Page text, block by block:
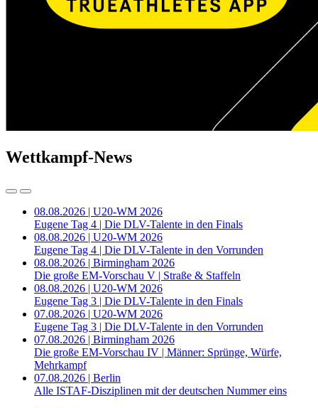
Wettkampf-News
08.08.2026 | U20-WM 2026
Eugene Tag 4 | Die DLV-Talente in den Finals
08.08.2026 | U20-WM 2026
Eugene Tag 4 | Die DLV-Talente in den Vorrunden
08.08.2026 | Birmingham 2026
Die große EM-Vorschau V | Straße & Staffeln
08.08.2026 | U20-WM 2026
Eugene Tag 3 | Die DLV-Talente in den Finals
07.08.2026 | U20-WM 2026
Eugene Tag 3 | Die DLV-Talente in den Vorrunden
07.08.2026 | Birmingham 2026
Die große EM-Vorschau IV | Männer: Sprünge, Würfe,
Mehrkampf
07.08.2026 | Berlin
Alle ISTAF-Disziplinen mit der deutschen Nummer eins